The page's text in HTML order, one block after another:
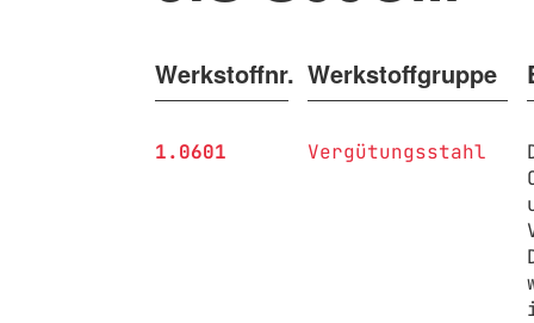
Werkstoffnr. Werkstoffgruppe
1.0601 Vergütungsstahl